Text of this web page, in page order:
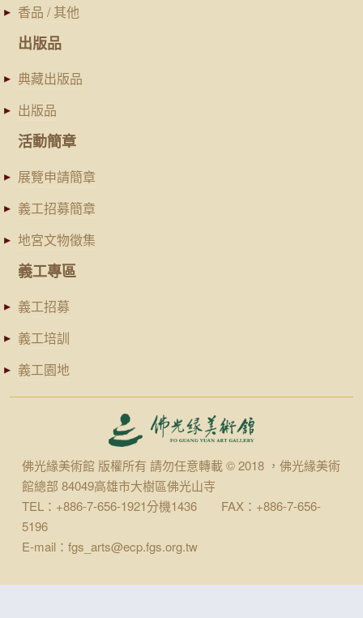
香品 / 其他
出版品
典藏出版品
出版品
活動簡章
展覽申請簡章
義工招募簡章
地宮文物徵集
義工專區
義工招募
義工培訓
義工園地
佛光緣美術館 版權所有 請勿任意轉載 © 2018 ，佛光緣美術
館總部 84049高雄市大樹區佛光山寺
TEL：+886-7-656-1921分機1436 FAX：+886-7-656-
5196
E-mail：fgs_arts@ecp.fgs.org.tw